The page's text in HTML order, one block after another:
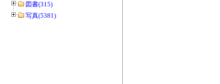
図書(315)
写真(5381)